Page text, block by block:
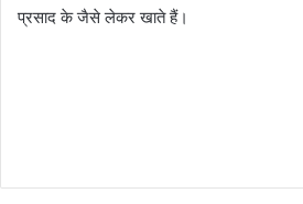
प्रसाद के जैसे लेकर खाते हैं।